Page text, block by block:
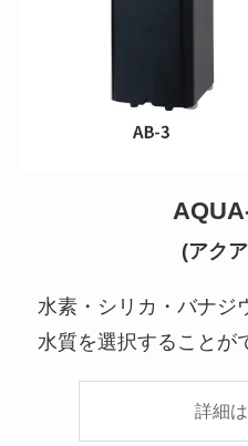
(アク
水素・シリカ・バナジ
水質を選択することが
詳細